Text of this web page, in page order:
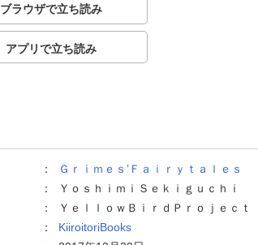
ブラウザで立ち読み
アプリで立ち読み
：
Ｇｒｉｍｅｓ’Ｆａｉｒｙｔａｌｅｓ
：
ＹｏｓｈｉｍｉＳｅｋｉｇｕｃｈｉ
：
ＹｅｌｌｏｗＢｉｒｄＰｒｏｊｅｃｔ
： KiiroitoriBooks